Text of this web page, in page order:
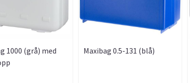
1000 (grå) med
Maxibag 0.5-131 (blå)